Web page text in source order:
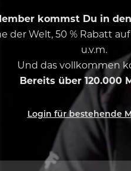
kommst Du in
der Welt, 50 % Rabatt
u.v.m.
Und das vollkommen
Bereits über 120.000
Login für bestehende